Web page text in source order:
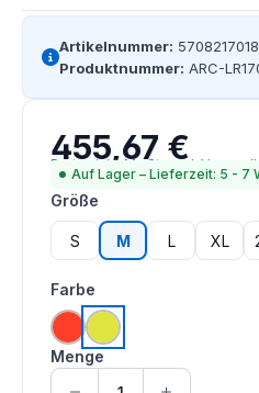
Artikelnummer:
Produktnummer: ARC-
Regulärer Preis:
455,67 €
Preise inkl. MwSt. zzgl.
Auf Lager – Lieferzeit: 5 - 7
Größe
S M L XL
Farbe
hi vis orange
saturn gelb
Menge